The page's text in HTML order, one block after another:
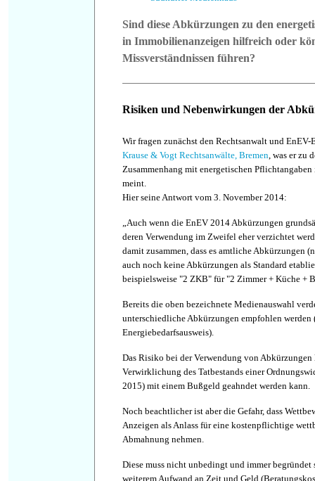
Sind diese Abkürzungen zu den
in Immobilienanzeigen hilfreich oder
Missverständnissen führen?
Risiken und Nebenwirkungen der
Wir fragen zunächst den Rechtsanwalt und
Krause & Vogt Rechtsanwälte, Bremen , was er zu
Zusammenhang mit energetischen
meint.
Hier seine Antwort vom 3. November 2014:
„Auch wenn die EnEV 2014 Abkürzungen
deren Verwendung im Zweifel eher verzichtet
damit zusammen, dass es amtliche Abkürzungen
auch noch keine Abkürzungen als Standard
beispielsweise "2 ZKB" für "2 Zimmer + Küche +
Bereits die oben bezeichnete Medienauswahl
unterschiedliche Abkürzungen empfohlen
Energiebedarfsausweis).
Das Risiko bei der Verwendung von
Verwirklichung des Tatbestands einer
2015) mit einem Bußgeld geahndet werden kann.
Noch beachtlicher ist aber die Gefahr, dass
Anzeigen als Anlass für eine kostenpflichtige
Abmahnung nehmen.
Diese muss nicht unbedingt und immer begründet
weiterem Aufwand an Zeit und Geld